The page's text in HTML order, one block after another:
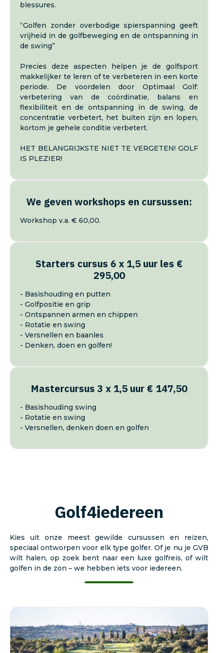
blessures.
“Golfen zonder overbodige spierspanning geeft
vrijheid in de golfbeweging en de ontspanning in
de swing”
Precies deze aspecten helpen je de golfsport
makkelijker te leren of te verbeteren in een korte
periode. De voordelen door Optimaal Golf:
verbetering van de coördinatie, balans en
flexibiliteit en de ontspanning in de swing, de
concentratie verbetert, het buiten zijn en lopen,
kortom je gehele conditie verbetert.
HET BELANGRIJKSTE NIET TE VERGETEN! GOLF
IS PLEZIER!
We geven workshops en cursussen:
Workshop v.a. € 60,00.
Starters cursus 6 x 1,5 uur les €
295,00
- Basishouding en putten
- Golfpositie en grip
- Ontspannen armen en chippen
- Rotatie en swing
- Versnellen en baanles
- Denken, doen en golfen!
Mastercursus 3 x 1,5 uur € 147,50
- Basishouding swing
- Rotatie en swing
- Versnellen, denken doen en golfen
Golf4iedereen
Kies uit onze meest gewilde cursussen en reizen,
speciaal ontworpen voor elk type golfer. Of je nu je GVB
wilt halen, op zoek bent naar een luxe golfreis, of wilt
golfen in de zon – we hebben iets voor iedereen.